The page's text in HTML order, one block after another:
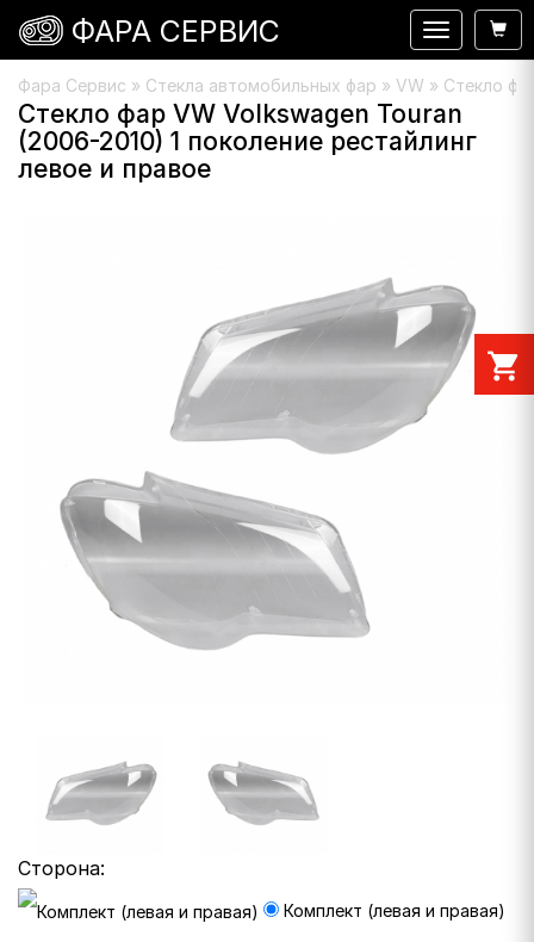
Фара Сервис » Стекла автомобильных фар » VW » Стекло
Стекло фар VW Volkswagen Touran
(2006-2010) 1 поколение рестайлинг
левое и правое
Сторона:
Комплект (левая и правая)
Навигация
ФАРА СЕРВИС
shopping_cart